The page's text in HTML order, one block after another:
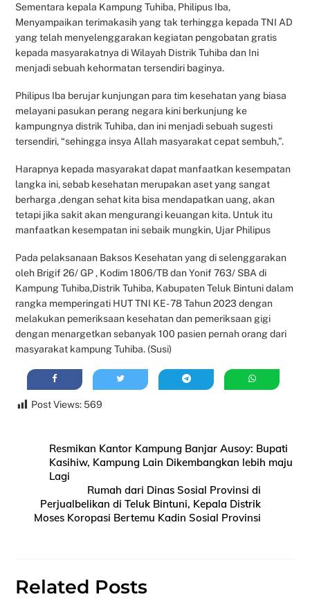
Sementara kepala Kampung Tuhiba, Philipus Iba,
Menyampaikan terimakasih yang tak terhingga kepada TNI AD
yang telah menyelenggarakan kegiatan pengobatan gratis
kepada masyarakatnya di Wilayah Distrik Tuhiba dan Ini
menjadi sebuah kehormatan tersendiri baginya.
Philipus Iba berujar kunjungan para tim kesehatan yang biasa
melayani pasukan perang negara kini berkunjung ke
kampungnya distrik Tuhiba, dan ini menjadi sebuah sugesti
tersendiri, “sehingga insya Allah masyarakat cepat sembuh,”.
Harapnya kepada masyarakat dapat manfaatkan kesempatan
langka ini, sebab kesehatan merupakan aset yang sangat
berharga ,dengan sehat kita bisa mendapatkan uang, akan
tetapi jika sakit akan mengurangi keuangan kita. Untuk itu
manfaatkan kesempatan ini sebaik mungkin, Ujar Philipus
Pada pelaksanaan Baksos Kesehatan yang di selenggarakan
oleh Brigif 26/ GP , Kodim 1806/TB dan Yonif 763/ SBA di
Kampung Tuhiba,Distrik Tuhiba, Kabupaten Teluk Bintuni dalam
rangka memperingati HUT TNI KE- 78 Tahun 2023 dengan
melakukan pemeriksaan kesehatan dan pemeriksaan gigi
dengan menargetkan sebanyak 100 pasien pernah orang dari
masyarakat kampung Tuhiba. (Susi)
Post Views: 569
Resmikan Kantor Kampung Banjar Ausoy: Bupati
Kasihiw, Kampung Lain Dikembangkan lebih maju
Lagi
Rumah dari Dinas Sosial Provinsi di
Perjualbelikan di Teluk Bintuni, Kepala Distrik
Moses Koropasi Bertemu Kadin Sosial Provinsi
Related Posts